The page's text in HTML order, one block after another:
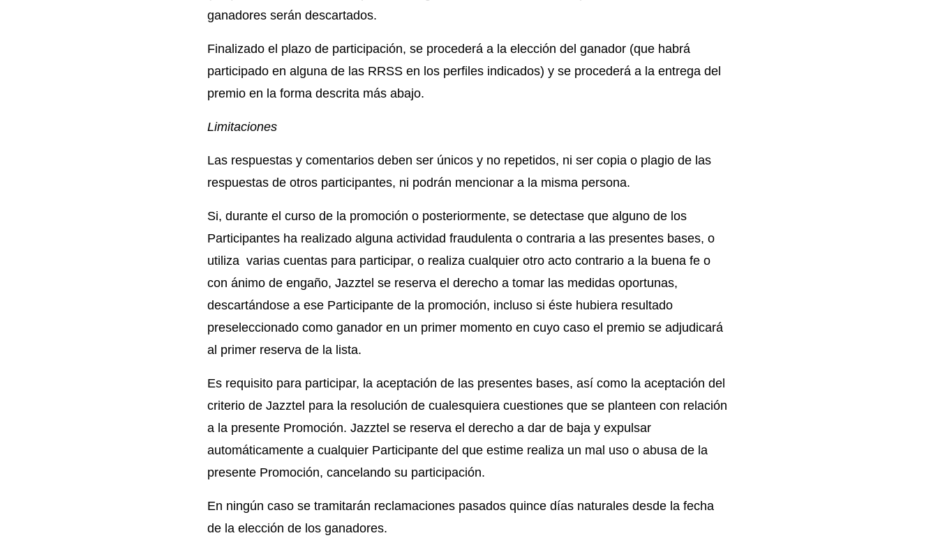
ganadores serán descartados.
Finalizado el plazo de participación, se procederá a la elección del ganador (que habrá
participado en alguna de las RRSS en los perfiles indicados) y se procederá a la entrega del
premio en la forma descrita más abajo.
Limitaciones
Las respuestas y comentarios deben ser únicos y no repetidos, ni ser copia o plagio de las
respuestas de otros participantes, ni podrán mencionar a la misma persona.
Si, durante el curso de la promoción o posteriormente, se detectase que alguno de los
Participantes ha realizado alguna actividad fraudulenta o contraria a las presentes bases, o
utiliza varias cuentas para participar, o realiza cualquier otro acto contrario a la buena fe o
con ánimo de engaño, Jazztel se reserva el derecho a tomar las medidas oportunas,
descartándose a ese Participante de la promoción, incluso si éste hubiera resultado
preseleccionado como ganador en un primer momento en cuyo caso el premio se adjudicará
al primer reserva de la lista.
Es requisito para participar, la aceptación de las presentes bases, así como la aceptación del
criterio de Jazztel para la resolución de cualesquiera cuestiones que se planteen con relación
a la presente Promoción. Jazztel se reserva el derecho a dar de baja y expulsar
automáticamente a cualquier Participante del que estime realiza un mal uso o abusa de la
presente Promoción, cancelando su participación.
En ningún caso se tramitarán reclamaciones pasados quince días naturales desde la fecha
de la elección de los ganadores.